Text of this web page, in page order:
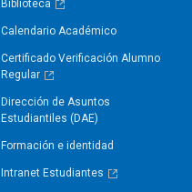
Biblioteca
Calendario Académico
Certificado Verificación Alumno
Regular
Dirección de Asuntos
Estudiantiles (DAE)
Formación e identidad
Intranet Estudiantes